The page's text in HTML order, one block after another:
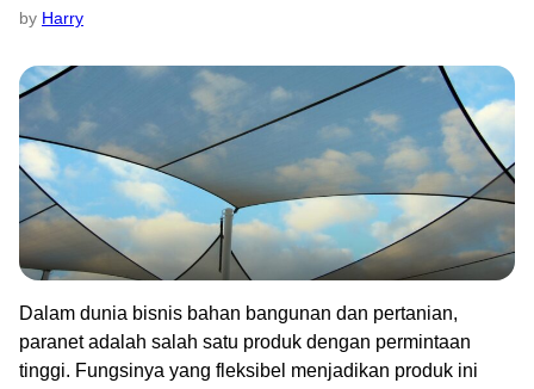
by Harry
Dalam dunia bisnis bahan bangunan dan pertanian,
paranet adalah salah satu produk dengan permintaan
tinggi. Fungsinya yang fleksibel menjadikan produk ini